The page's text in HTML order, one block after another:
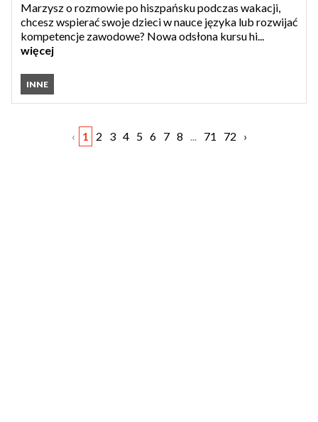
Marzysz o rozmowie po hiszpańsku podczas wakacji,
chcesz wspierać swoje dzieci w nauce języka lub rozwijać
kompetencje zawodowe? Nowa odsłona kursu hi...
więcej
INNE
‹ 1 2 3 4 5 6 7 8 ... 71 72 ›